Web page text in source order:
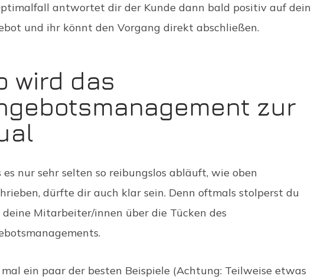
antwortet dir der Kunde dann bald positiv auf dein
und ihr könnt den Vorgang direkt abschließen.
wird das
zur
es nur sehr selten so reibungslos abläuft, wie oben
dürfte dir auch klar sein. Denn oftmals stolperst du
deine Mitarbeiter/innen über die Tücken des
ein paar der besten Beispiele (Achtung: Teilweise etwas